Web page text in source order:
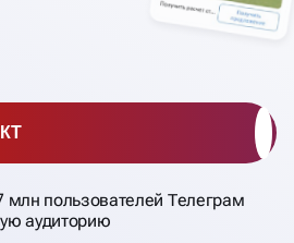
млн пользователей Телеграм
аудиторию